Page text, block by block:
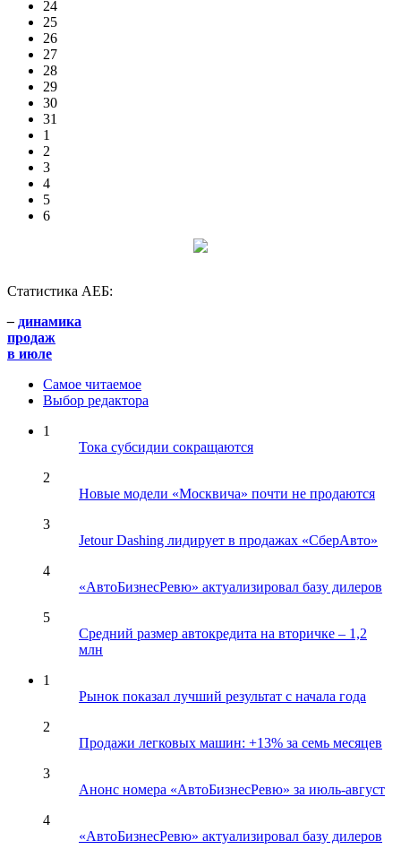
24
25
26
27
28
29
30
31
1
2
3
4
5
6
Статистика АЕБ:
– динамика
продаж
в июле
Самое читаемое
Выбор редактора
1
Тока субсидии сокращаются
2
Новые модели «Москвича» почти не продаются
3
Jetour Dashing лидирует в продажах «СберАвто»
4
«АвтоБизнесРевю» актуализировал базу дилеров
5
Средний размер автокредита на вторичке – 1,2
млн
1
Рынок показал лучший результат с начала года
2
Продажи легковых машин: +13% за семь месяцев
3
Анонс номера «АвтоБизнесРевю» за июль-август
4
«АвтоБизнесРевю» актуализировал базу дилеров